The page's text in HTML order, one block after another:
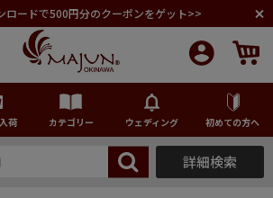
ロードで500円分のクーポンをゲット>>
荷 カテゴリー ウェディング 初めての方へ
詳細検索